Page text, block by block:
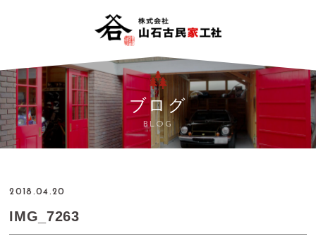
ブログ
BLOG
2018.04.20
IMG_7263